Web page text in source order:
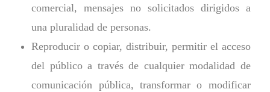
comercial, mensajes no solicitados dirigidos a
una pluralidad de personas.
Reproducir o copiar, distribuir, permitir el acceso
del público a través de cualquier modalidad de
comunicación pública, transformar o modificar